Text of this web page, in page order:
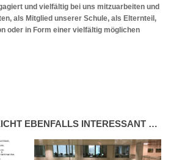
und vielfältig bei uns mitzuarbeiten und
als Mitglied unserer Schule, als Elternteil,
oder in Form einer vielfältig möglichen
EBENFALLS INTERESSANT …